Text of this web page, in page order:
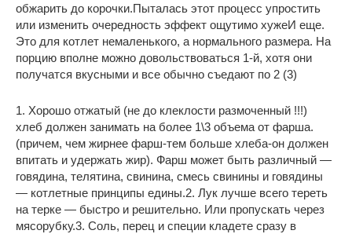
обжарить до корочки.Пыталась этот процесс упростить
или изменить очередность эффект ощутимо хужеИ еще.
Это для котлет немаленького, а нормального размера. На
порцию вполне можно довольствоваться 1-й, хотя они
получатся вкусными и все обычно съедают по 2 (3)
1. Хорошо отжатый (не до клеклости размоченный !!!)
хлеб должен занимать на более 1\3 объема от фарша.
(причем, чем жирнее фарш-тем больше хлеба-он должен
впитать и удержать жир). Фарш может быть различный —
говядина, телятина, свинина, смесь свинины и говядины
— котлетные принципы едины.2. Лук лучше всего тереть
на терке — быстро и решительно. Или пропускать через
мясорубку.3. Соль, перец и специи кладете сразу в